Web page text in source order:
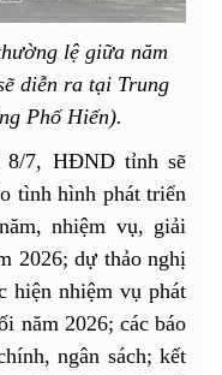
lệ giữa năm
diễn ra tại Trung
Phố Hiến).
8/7, HĐND tỉnh sẽ
tình hình phát triển
nhiệm vụ, giải
2026; dự thảo nghị
hiện nhiệm vụ phát
năm 2026; các báo
ngân sách; kết